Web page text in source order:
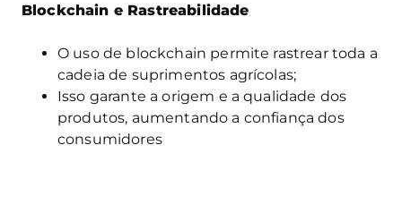
Blockchain e Rastreabilidade
O uso de blockchain permite rastrear toda a
cadeia de suprimentos agrícolas;
Isso garante a origem e a qualidade dos
produtos, aumentando a confiança dos
consumidores